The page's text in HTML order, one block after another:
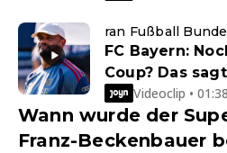
ran Fußball
FC Bayern:
Coup? Das
Videoclip •
Wann wurde der
Franz-Beckenbauer